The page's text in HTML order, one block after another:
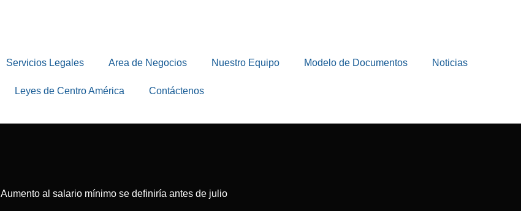
Servicios Legales Area de Negocios Nuestro Equipo Modelo de Documentos Noticias
Leyes de Centro América Contáctenos
Aumento al salario mínimo se definiría antes de julio